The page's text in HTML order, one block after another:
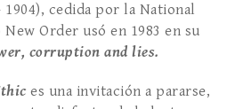
cedida por la National
Order usó en 1983 en su
corruption and lies.
es una invitación a pararse,